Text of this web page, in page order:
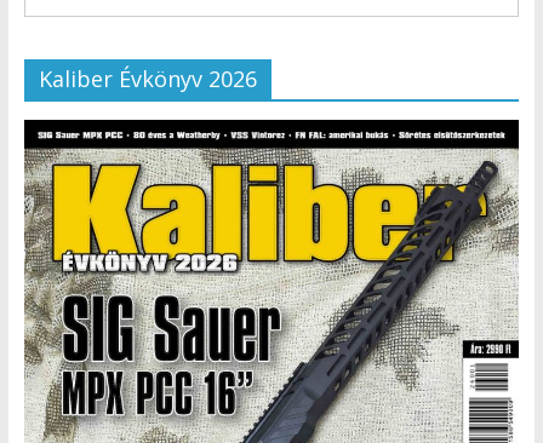
Kaliber Évkönyv 2026